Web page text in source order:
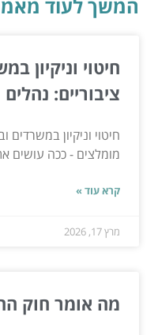
המשך לעוד
חיטוי וניקיון
ציבוריים:
חיטוי וניקיון במשרדים
מומלצים - ככה עושים
קרא עוד »
מרץ 17, 2026
מה אומר חוק